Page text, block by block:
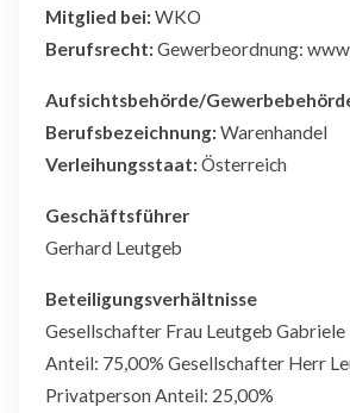
Mitglied bei: WKO
Berufsrecht: Gewerbeordnung:
Aufsichtsbehörde/
Berufsbezeichnung: Warenhandel
Verleihungsstaat: Österreich
Geschäftsführer
Gerhard Leutgeb
Beteiligungsverhältnisse
Gesellschafter Frau Leutgeb
Anteil: 75,00% Gesellschafter Herr
Privatperson Anteil: 25,00%